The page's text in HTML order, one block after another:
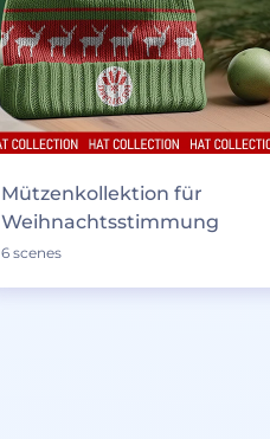
Mützenkollektion für
Weihnachtsstimmung
6 scenes